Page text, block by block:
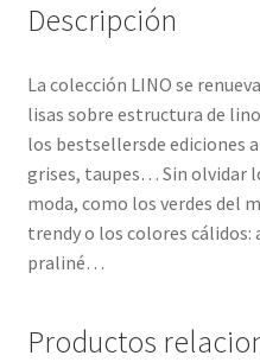
Descripción
La colección LINO se
lisas sobre estructura de
los bestsellersde ediciones
grises, taupes… Sin olvidar
moda, como los verdes del
trendy o los colores
praliné…
Productos